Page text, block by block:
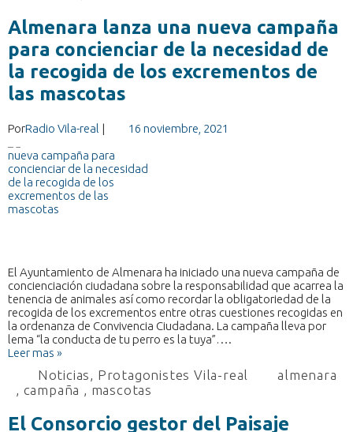
Almenara lanza una nueva campaña
para concienciar de la necesidad de
la recogida de los excrementos de
las mascotas
PorRadio Vila-real | 16 noviembre, 2021
El Ayuntamiento de Almenara ha iniciado una nueva campaña de
concienciación ciudadana sobre la responsabilidad que acarrea la
tenencia de animales así como recordar la obligatoriedad de la
recogida de los excrementos entre otras cuestiones recogidas en
la ordenanza de Convivencia Ciudadana. La campaña lleva por
lema “la conducta de tu perro es la tuya”….
Leer mas »
Noticias, Protagonistes Vila-real
almenara
, campaña , mascotas
El Consorcio gestor del Paisaje